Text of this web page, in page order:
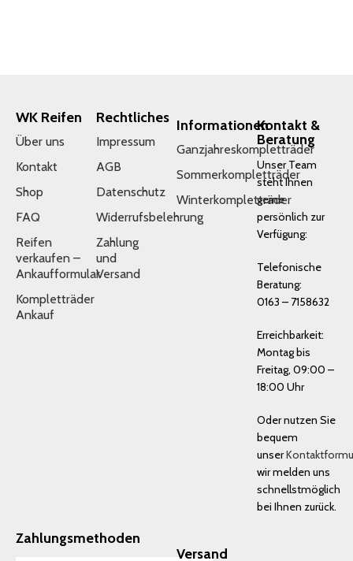
WK Reifen
Über uns
Kontakt
Shop
FAQ
Reifen
verkaufen –
Ankaufformular
Kompletträder
Ankauf
Rechtliches
Impressum
AGB
Datenschutz
Widerrufsbelehrung
Zahlung
und
Versand
Informationen
Ganzjahreskompletträder
Sommerkompletträder
Winterkompletträder
Kontakt &
Beratung
Unser Team
steht Ihnen
gerne
persönlich zur
Verfügung:
Telefonische
Beratung:
0163 – 7158632
Erreichbarkeit:
Montag bis
Freitag, 09:00 –
18:00 Uhr
Oder nutzen Sie
bequem
unser
wir melden uns
schnellstmöglich
bei Ihnen zurück.
Zahlungsmethoden
Versand